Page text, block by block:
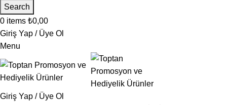
Search
0 items ₺0,00
Giriş Yap / Üye Ol
Menu
Giriş Yap / Üye Ol